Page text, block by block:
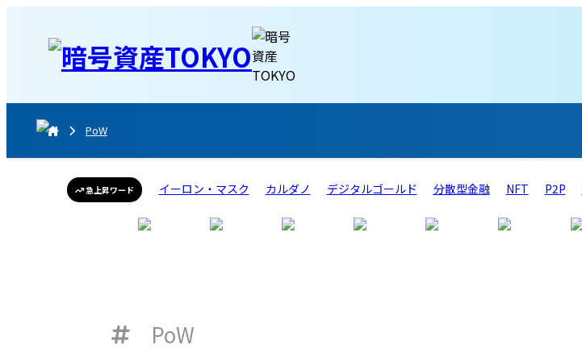
PoW
急上昇ワード イーロン・マスク カルダノ デジタルゴールド 分散型金融 NFT P2P
PoW